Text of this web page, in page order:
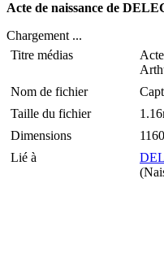
Acte de naissance de
Chargement ...
Titre médias
Nom de fichier
Taille du fichier
Dimensions
Lié à